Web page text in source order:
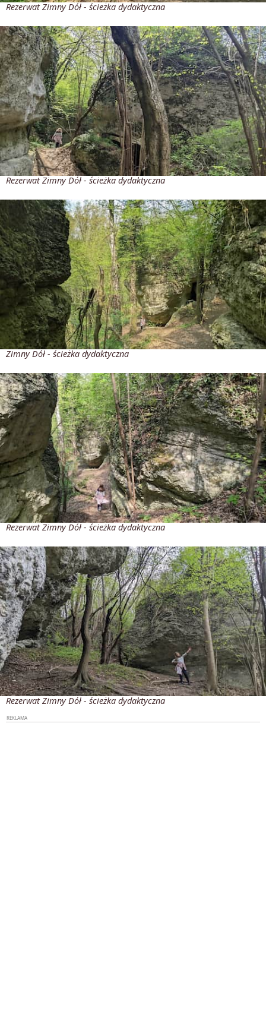
Rezerwat Zimny Dół - ścieżka dydaktyczna
Rezerwat Zimny Dół - ścieżka dydaktyczna
Zimny Dół - ścieżka dydaktyczna
Rezerwat Zimny Dół - ścieżka dydaktyczna
Rezerwat Zimny Dół - ścieżka dydaktyczna